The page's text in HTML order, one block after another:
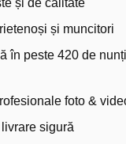
și de calitate
și muncitori
în peste 420 de
foto &
sigură